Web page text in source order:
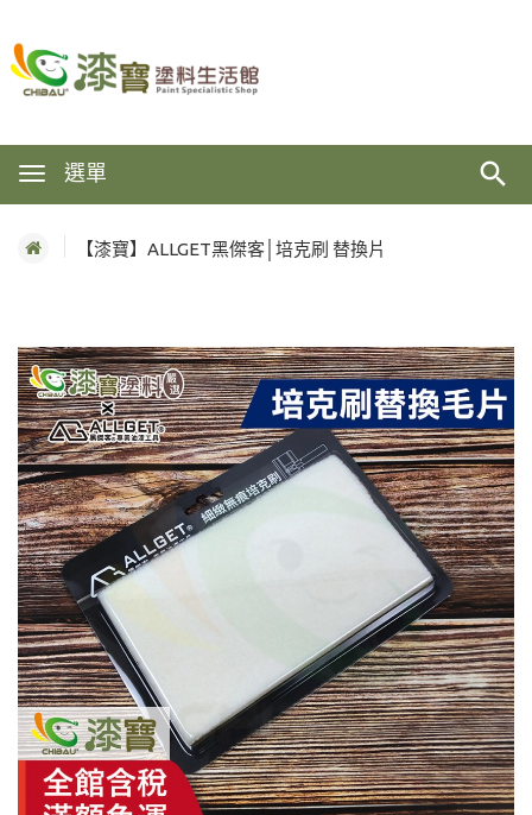
選單
【漆寶】ALLGET黑傑客│培克刷 替換片